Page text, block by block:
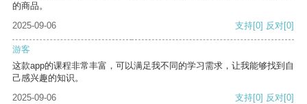
的商品。
2025-09-06
支持[0] 反对[0]
游客
这款app的课程非常丰富，可以满足我不同的学习需求，让我能够找到自
己感兴趣的知识。
2025-09-06
支持[0] 反对[0]